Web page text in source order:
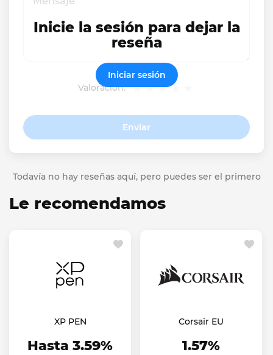
Valoración:
Enviar
Inicie la sesión para dejar la
reseña
Iniciar sesión
Todavía no hay reseñas aquí, pero puedes ser el primero
Le recomendamos
XP PEN
Hasta 3.59%
Corsair EU
1.57%